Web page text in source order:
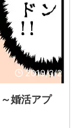
2019/3/2
婚活アプ